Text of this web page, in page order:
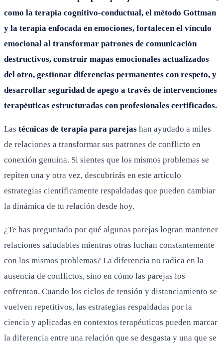
como la terapia cognitivo-conductual, el método Gottman
y la terapia enfocada en emociones, fortalecen el vínculo
emocional al transformar patrones de comunicación
destructivos, construir mapas emocionales actualizados
del otro, gestionar diferencias permanentes con respeto, y
desarrollar seguridad de apego a través de intervenciones
terapéuticas estructuradas con profesionales certificados.
Las técnicas de terapia para parejas han ayudado a miles
de relaciones a transformar sus patrones de conflicto en
conexión genuina. Si sientes que los mismos problemas se
repiten una y otra vez, descubrirás en este artículo
estrategias científicamente respaldadas que pueden cambiar
la dinámica de tu relación desde hoy.
¿Te has preguntado por qué algunas parejas logran mantener
relaciones saludables mientras otras luchan constantemente
con los mismos problemas? La diferencia no radica en la
ausencia de conflictos, sino en cómo las parejas los
enfrentan. Cuando los ciclos de tensión y distanciamiento se
vuelven repetitivos, las estrategias respaldadas por la
ciencia y aplicadas en contextos terapéuticos pueden marcar
la diferencia entre una relación que se desgasta y una que se